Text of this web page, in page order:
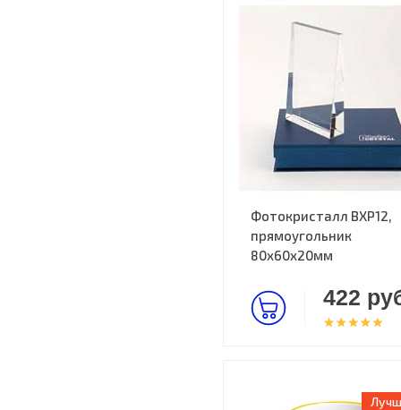
Фотокристалл BXP12,
прямоугольник
80х60х20мм
422